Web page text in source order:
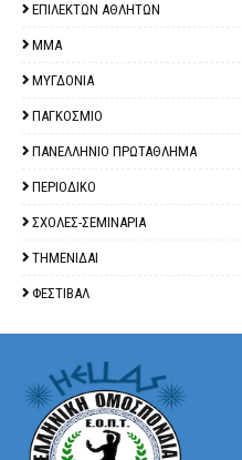
ΕΠΙΛΕΚΤΩΝ ΑΘΛΗΤΩΝ
ΜΜΑ
ΜΥΓΔΟΝΙΑ
ΠΑΓΚΟΣΜΙΟ
ΠΑΝΕΛΛΗΝΙΟ ΠΡΩΤΑΘΛΗΜΑ
ΠΕΡΙΟΔΙΚΟ
ΣΧΟΛΕΣ-ΣΕΜΙΝΑΡΙΑ
ΤΗΜΕΝΙΔΑΙ
ΦΕΣΤΙΒΑΛ